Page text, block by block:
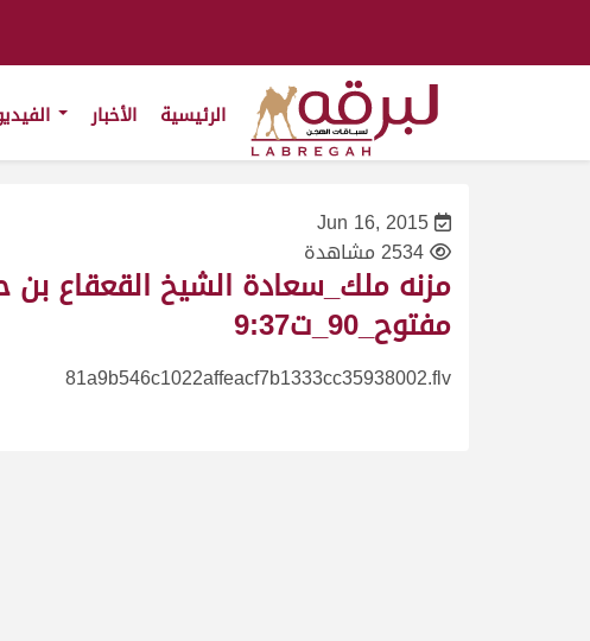
الرئيسية الأخبار
Jun 16, 2015
2534 مشاهدة
مفتوح_90_ت9:37
81a9b546c1022affeacf7b1333cc35938002.flv